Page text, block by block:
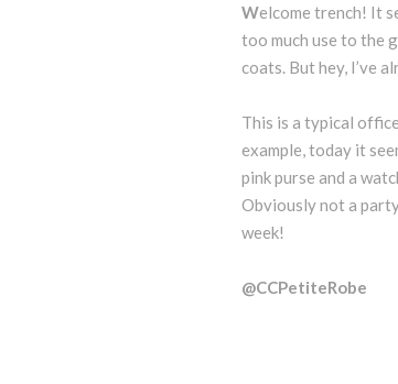
Welcome trench! It
too much use to the
coats. But hey, I’ve
This is a typical
example, today it
pink purse and a
Obviously not a
week!
@CCPetiteRobe